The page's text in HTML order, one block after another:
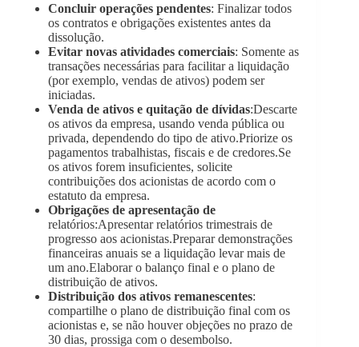
Concluir operações pendentes: Finalizar todos
os contratos e obrigações existentes antes da
dissolução.
Evitar novas atividades comerciais: Somente as
transações necessárias para facilitar a liquidação
(por exemplo, vendas de ativos) podem ser
iniciadas.
Venda de ativos e quitação de dívidas:Descarte
os ativos da empresa, usando venda pública ou
privada, dependendo do tipo de ativo.Priorize os
pagamentos trabalhistas, fiscais e de credores.Se
os ativos forem insuficientes, solicite
contribuições dos acionistas de acordo com o
estatuto da empresa.
Obrigações de apresentação de
relatórios:Apresentar relatórios trimestrais de
progresso aos acionistas.Preparar demonstrações
financeiras anuais se a liquidação levar mais de
um ano.Elaborar o balanço final e o plano de
distribuição de ativos.
Distribuição dos ativos remanescentes:
compartilhe o plano de distribuição final com os
acionistas e, se não houver objeções no prazo de
30 dias, prossiga com o desembolso.